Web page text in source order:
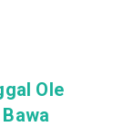
Ole